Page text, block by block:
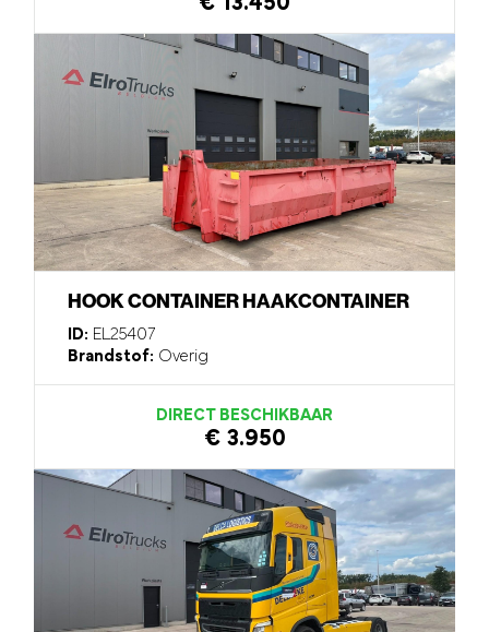
HOOK CONTAINER HAAKCONTAINER
ID: EL25407
Brandstof: Overig
DIRECT BESCHIKBAAR
€ 3.950